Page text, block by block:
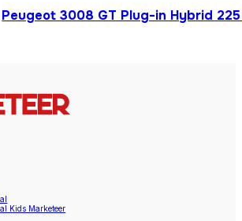
Peugeot 3008 GT Plug-in Hybrid
Kids Marketeer